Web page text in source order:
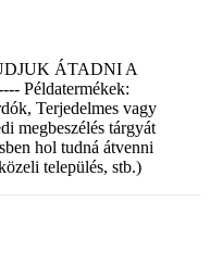
ÁTADNI A
Példatermékek:
Terjedelmes vagy
megbeszélés tárgyát
hol tudná átvenni
település, stb.)